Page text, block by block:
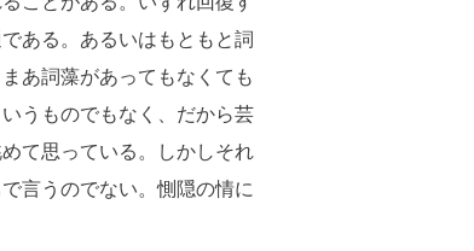
ある。あるいはもともと詞
あ詞藻があってもなくても
うものでもなく、だから芸
て思っている。しかしそれ
言うのでない。惻隠の情に